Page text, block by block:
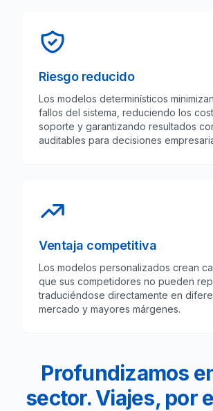
Riesgo reducido
Los modelos determinísticos
fallos del sistema, reduciendo los
soporte y garantizando resultados
auditables para decisiones
Ventaja competitiva
Los modelos personalizados crean
que sus competidores no pueden
traduciéndose directamente en
mercado y mayores márgenes.
Profundizamos
sector. Viajes, por